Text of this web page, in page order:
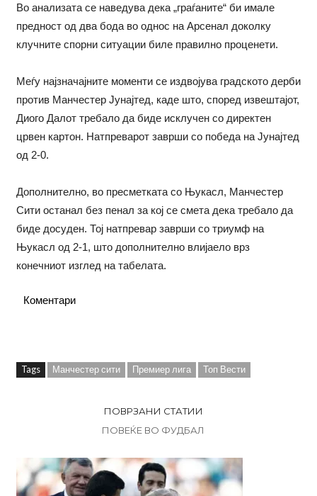
Во анализата се наведува дека „граѓаните“ би имале
предност од два бода во однос на Арсенал доколку
клучните спорни ситуации биле правилно проценети.
Меѓу најзначајните моменти се издвојува градското дерби
против Манчестер Јунајтед, каде што, според извештајот,
Диого Далот требало да биде исклучен со директен
црвен картон. Натпреварот заврши со победа на Јунајтед
од 2-0.
Дополнително, во пресметката со Њукасл, Манчестер
Сити останал без пенал за кој се смета дека требало да
биде досуден. Тој натпревар заврши со триумф на
Њукасл од 2-1, што дополнително влијаело врз
конечниот изглед на табелата.
Коментари
Tags Манчестер сити Премиер лига Топ Вести
ПОВРЗАНИ СТАТИИ
ПОВЕЌЕ ВО ФУДБАЛ